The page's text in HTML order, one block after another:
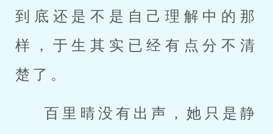
到底还是不是自己理解中的那
样，于生其实已经有点分不清
楚了。
百里晴没有出声，她只是静